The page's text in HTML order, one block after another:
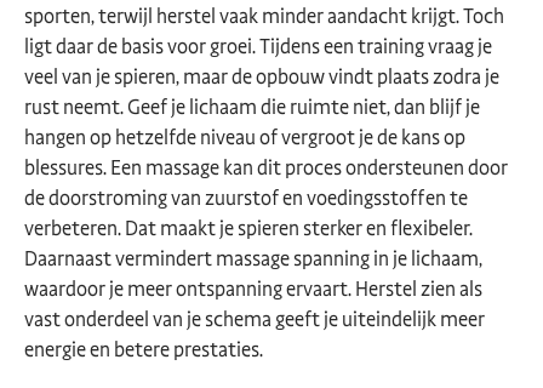
sporten, terwijl herstel vaak minder aandacht krijgt. Toch
ligt daar de basis voor groei. Tijdens een training vraag je
veel van je spieren, maar de opbouw vindt plaats zodra je
rust neemt. Geef je lichaam die ruimte niet, dan blijf je
hangen op hetzelfde niveau of vergroot je de kans op
blessures. Een massage kan dit proces ondersteunen door
de doorstroming van zuurstof en voedingsstoffen te
verbeteren. Dat maakt je spieren sterker en flexibeler.
Daarnaast vermindert massage spanning in je lichaam,
waardoor je meer ontspanning ervaart. Herstel zien als
vast onderdeel van je schema geeft je uiteindelijk meer
energie en betere prestaties.